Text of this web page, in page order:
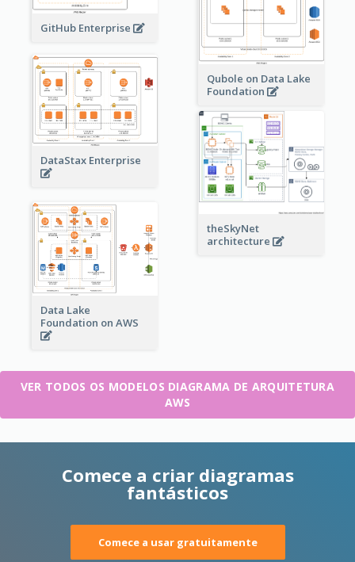
GitHub Enterprise
Qubole on Data Lake
Foundation
DataStax Enterprise
theSkyNet
architecture
Data Lake
Foundation on AWS
VER TODOS OS MODELOS DIAGRAMA DE ARQUITETURA
AWS
Comece a criar diagramas
fantásticos
Comece a usar gratuitamente